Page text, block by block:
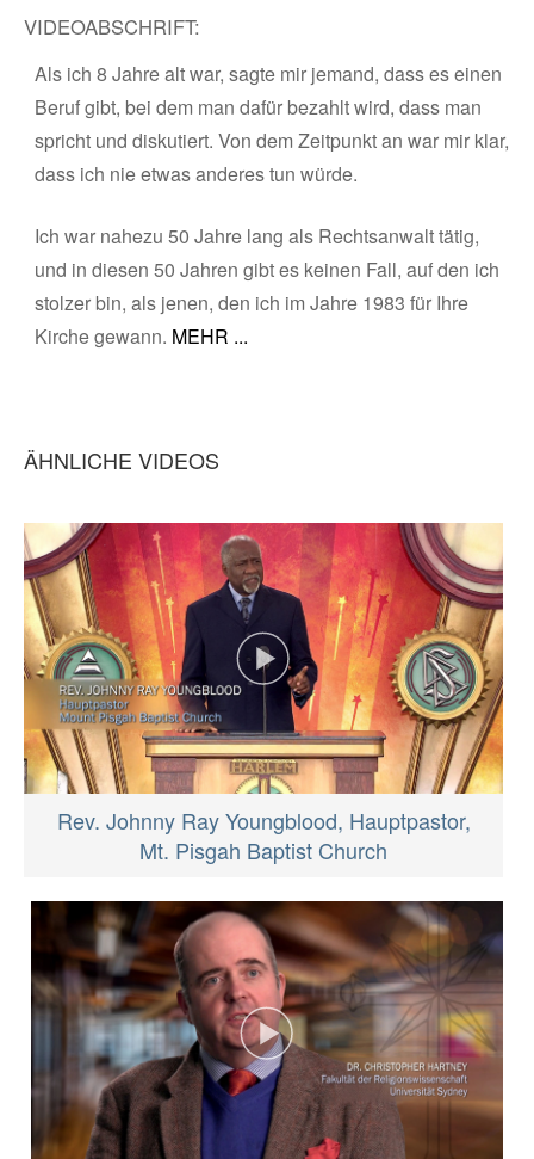
VIDEOABSCHRIFT:
Als ich 8 Jahre alt war, sagte mir jemand, dass es einen
Beruf gibt, bei dem man dafür bezahlt wird, dass man
spricht und diskutiert. Von dem Zeitpunkt an war mir klar,
dass ich nie etwas anderes tun würde.
Ich war nahezu 50 Jahre lang als Rechtsanwalt tätig,
und in diesen 50 Jahren gibt es keinen Fall, auf den ich
stolzer bin, als jenen, den ich im Jahre 1983 für Ihre
Kirche gewann.
ÄHNLICHE VIDEOS
Rev. Johnny Ray Youngblood, Hauptpastor,
Mt. Pisgah Baptist Church